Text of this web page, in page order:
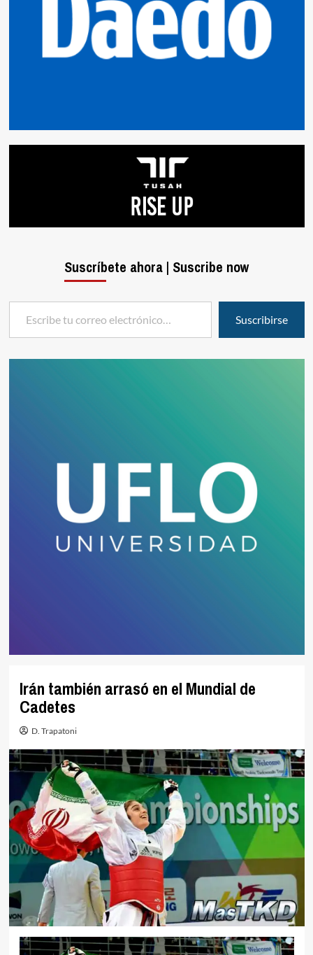
Irán también arrasó en el Mundial de
Cadetes
D. Trapatoni
Suscríbete ahora | Suscribe now
Escribe tu correo electrónico…
Suscribirse